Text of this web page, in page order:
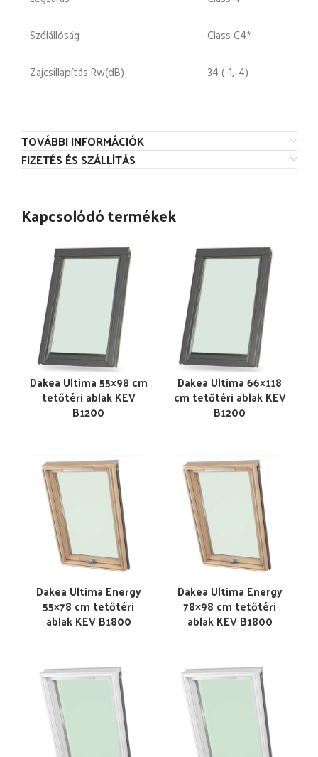
Szélállóság Class C4*
Zajcsillapítás Rw(dB) 34 (-1,-4)
TOVÁBBI INFORMÁCIÓK
FIZETÉS ÉS SZÁLLÍTÁS
Kapcsolódó termékek
Dakea Ultima 55×98 cm
tetőtéri ablak KEV
B1200
Dakea Ultima 66×118
cm tetőtéri ablak KEV
B1200
Dakea Ultima Energy
55×78 cm tetőtéri
ablak KEV B1800
Dakea Ultima Energy
78×98 cm tetőtéri
ablak KEV B1800